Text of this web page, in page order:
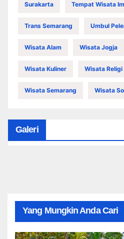
Surakarta Tempat Wisata
Trans Semarang Umbul
Wisata Alam Wisata Jogja
Wisata Kuliner Wisata Religi
Wisata Semarang Wisata
Galeri
Yang Mungkin Anda Cari